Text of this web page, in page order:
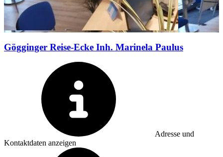
Gögginger Reise-Ecke Inh. Marinela Paulus
Adresse und
Kontaktdaten anzeigen